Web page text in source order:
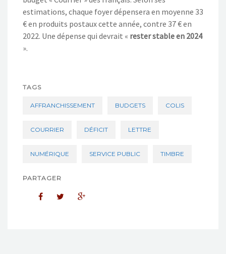
estimations, chaque foyer dépensera en moyenne 33
€ en produits postaux cette année, contre 37 € en
2022. Une dépense qui devrait « rester stable en 2024
».
TAGS
AFFRANCHISSEMENT BUDGETS COLIS
COURRIER DÉFICIT LETTRE
NUMÉRIQUE SERVICE PUBLIC TIMBRE
PARTAGER